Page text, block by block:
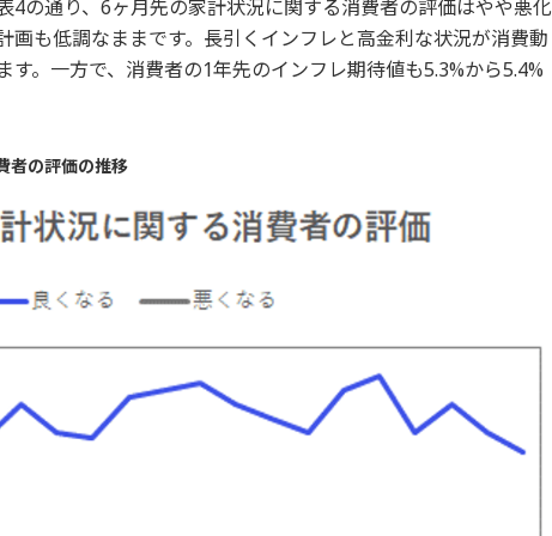
4の通り、6ヶ月先の家計状況に関する消費者の評価はやや悪化
画も低調なままです。長引くインフレと高金利な状況が消費動
。一方で、消費者の1年先のインフレ期待値も5.3%から5.4%
者の評価の推移